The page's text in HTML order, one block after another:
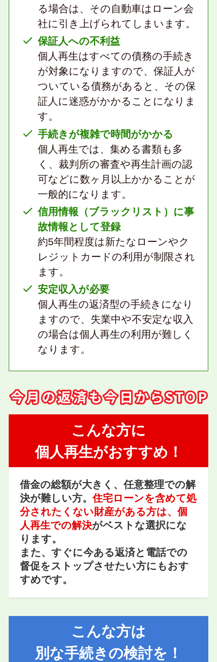
る場合は、その自動車はローン会
社に引き上げられてしまいます。
保証人への不利益
個人再生はすべての債務の手続き
が対象になりますので、保証人が
ついている債務があると、その保
証人に迷惑がかかることになりま
す。
手続きが複雑で時間がかかる
個人再生では、集める書類も多
く、裁判所の審査や再生計画の認
可などに数ヶ月以上かかることが
一般的になります。
信用情報（ブラックリスト）に事
故情報として登録
約5年間程度は新たなローンやク
レジットカードの利用が制限され
ます。
安定収入が必要
個人再生の返済型の手続きになり
ますので、失業中や不安定な収入
の場合は個人再生の利用が難しく
なります。
こんな方に
個人再生がおすすめ！
借金の総額が大きく、任意整理での解
決が難しい方。住宅ローンを含めて処
分されたくない財産がある方は、個
人再生での解決がベストな選択にな
ります。
また、すぐに今ある返済と電話での
督促をストップさせたい方にもおす
すめです。
こんな方は
別な手続きの検討を！